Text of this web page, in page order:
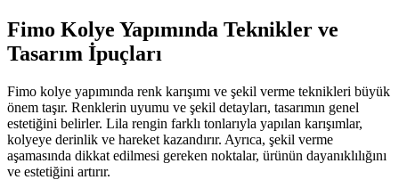
Fimo Kolye Yapımında Teknikler ve
Tasarım İpuçları
Fimo kolye yapımında renk karışımı ve şekil verme teknikleri büyük
önem taşır. Renklerin uyumu ve şekil detayları, tasarımın genel
estetiğini belirler. Lila rengin farklı tonlarıyla yapılan karışımlar,
kolyeye derinlik ve hareket kazandırır. Ayrıca, şekil verme
aşamasında dikkat edilmesi gereken noktalar, ürünün dayanıklılığını
ve estetiğini artırır.